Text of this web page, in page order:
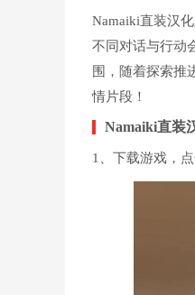
Namaiki直装汉
不同对话与行动
围，随着探索推
情片段！
Namaiki直装
1、下载游戏，